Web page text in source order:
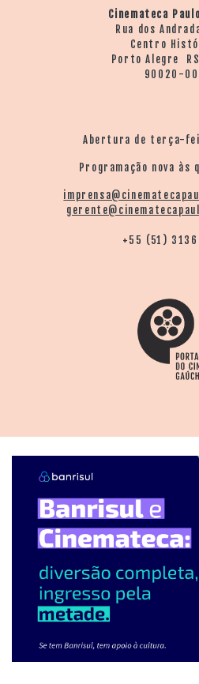
Cinemateca
Rua dos
Centro
Porto Alegre
90020-
Abertura de terça-
Programação nova
+55 (51)